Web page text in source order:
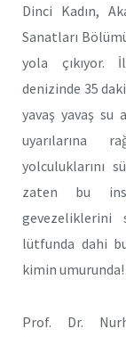
Dinci Kadın,
Sanatları
yola çıkıyor.
denizinde 35
yavaş yavaş su
uyarılarına
yolculuklarını
zaten bu
gevezeliklerini
lütfunda dahi
kimin
Prof. Dr.